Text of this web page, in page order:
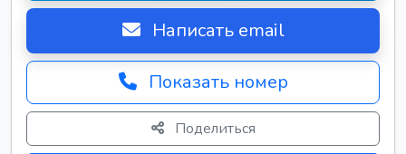
Написать email
Показать номер
Поделиться